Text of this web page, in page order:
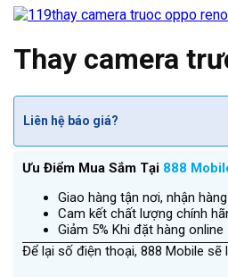
Thay camera
Liên hệ báo giá?
Ưu Điểm Mua Sắm Tại 888
Giao hàng tận nơi, nhận
Cam kết chất lượng chính
Giảm 5% Khi đặt hàng online
Để lại số điện thoại, 888 Mobile sẽ